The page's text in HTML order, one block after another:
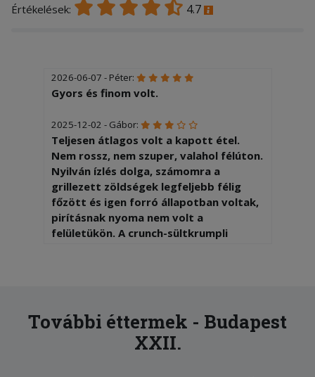
Értékelések: 4.7
2026-06-07 - Péter:
Gyors és finom volt.
2025-12-02 - Gábor:
Teljesen átlagos volt a kapott étel.
Nem rossz, nem szuper, valahol félúton.
Nyilván ízlés dolga, számomra a
grillezett zöldségek legfeljebb félig
főzött és igen forró állapotban voltak,
pirításnak nyoma nem volt a
felületükön. A crunch-sültkrumpli
mint rögös túrós, és emiatt túlon túl
További éttermek - Budapest
XXII.